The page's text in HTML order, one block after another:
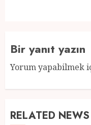
Bir yanıt yazın
Yorum yapabilmek
RELATED NEWS